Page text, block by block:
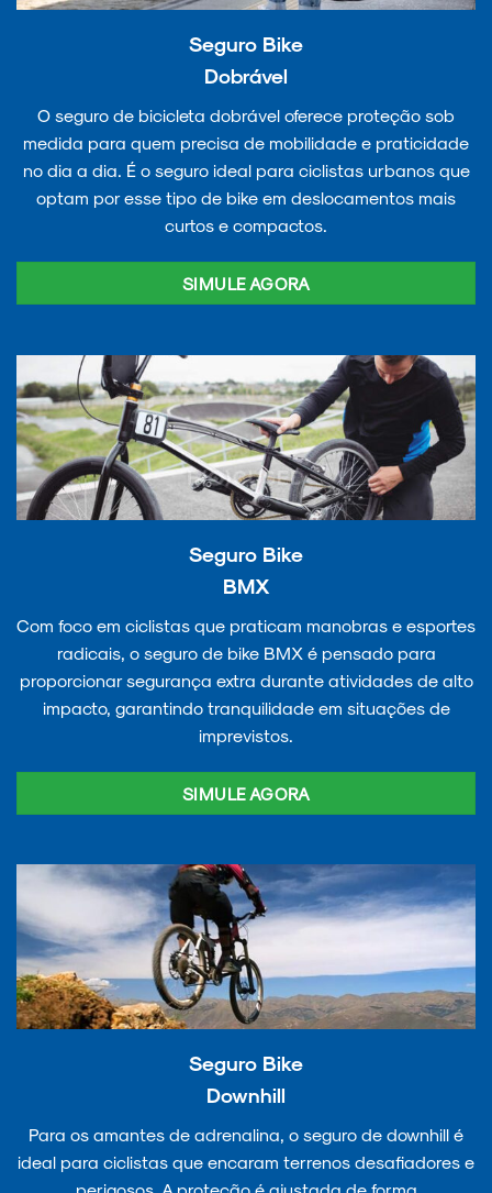
Seguro Bike
Dobrável
O seguro de bicicleta dobrável oferece proteção sob
medida para quem precisa de mobilidade e praticidade
no dia a dia. É o seguro ideal para ciclistas urbanos que
optam por esse tipo de bike em deslocamentos mais
curtos e compactos.
SIMULE AGORA
Seguro Bike
BMX
Com foco em ciclistas que praticam manobras e esportes
radicais, o seguro de bike BMX é pensado para
proporcionar segurança extra durante atividades de alto
impacto, garantindo tranquilidade em situações de
imprevistos.
SIMULE AGORA
Seguro Bike
Downhill
Para os amantes de adrenalina, o seguro de downhill é
ideal para ciclistas que encaram terrenos desafiadores e